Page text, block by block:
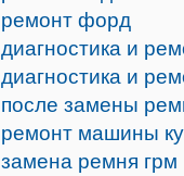
ремонт форд
диагностика и
диагностика и
после замены
ремонт машины
замена ремня грм